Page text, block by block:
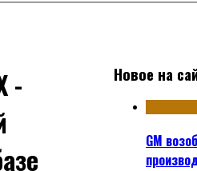
-
Новое на
GM